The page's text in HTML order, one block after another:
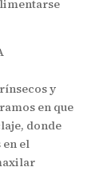
y
en que
donde
en el